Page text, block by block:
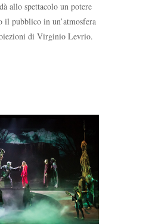
allo spettacolo un potere
il pubblico in un’atmosfera
di Virginio Levrio.